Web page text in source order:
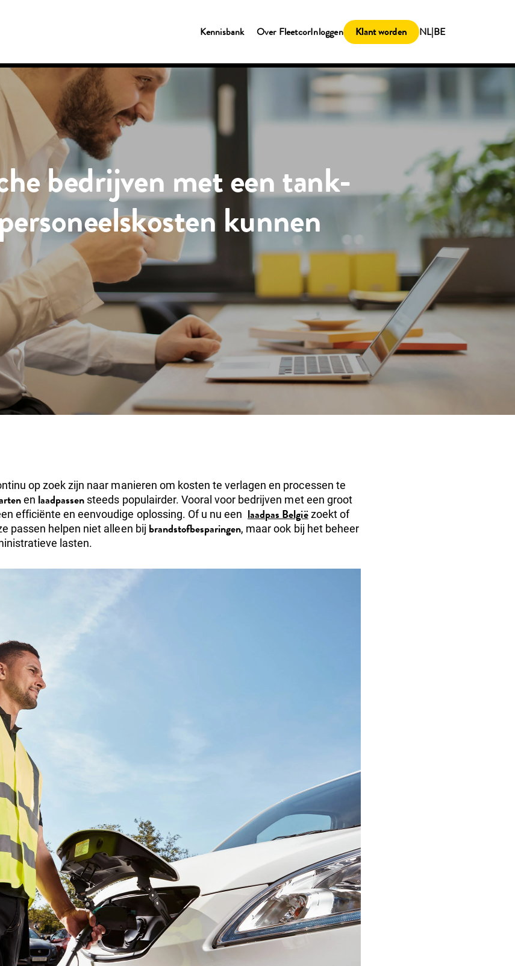
Kennisbank Over FleetcorInloggen Klant worden NL|BE
bedrijven met een tank-
kunnen
op zoek zijn naar manieren om kosten te verlagen en processen te
en laadpassen steeds populairder. Vooral voor bedrijven met een groot
efficiënte en eenvoudige oplossing. Of u nu een laadpas Belgiëzoekt of
passen helpen niet alleen bij brandstofbesparingen, maar ook bij het beheer
lasten.